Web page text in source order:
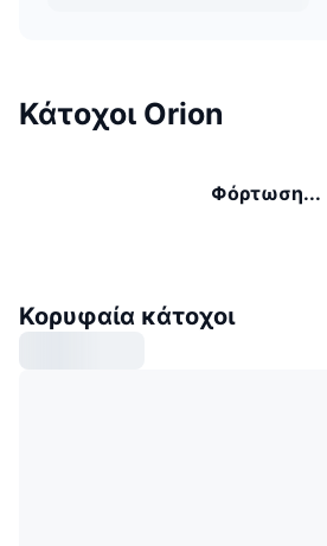
Κάτοχοι Orion
Φόρτωση...
Κορυφαία κάτοχοι